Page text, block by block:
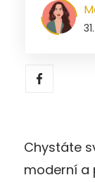
Chystáte
moderní a